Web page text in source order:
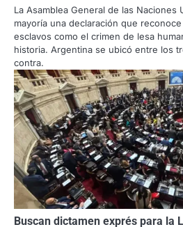
La Asamblea General de las Naciones
mayoría una declaración que
esclavos como el crimen de lesa
historia. Argentina se ubicó entre los
contra.
Buscan dictamen exprés para la